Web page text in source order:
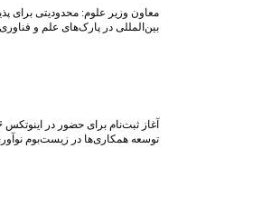
معاون وزیر علوم: محدودیتی برای
بین‌المللی در پارک‌های علم و
توسعه همکاری‌ها در زیست‌بوم